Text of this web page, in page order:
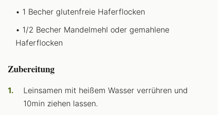
1 Becher glutenfreie Haferflocken
1/2 Becher Mandelmehl oder gemahlene
Haferflocken
Zubereitung
Leinsamen mit heißem Wasser verrühren und
10min ziehen lassen.